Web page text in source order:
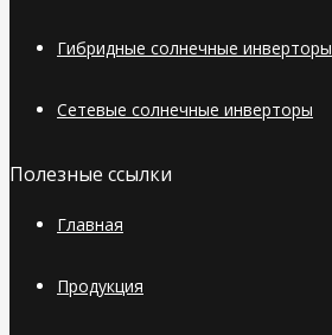
Гибридные солнечные инверторы
Сетевые солнечные инверторы
Полезные ссылки
Главная
Продукция